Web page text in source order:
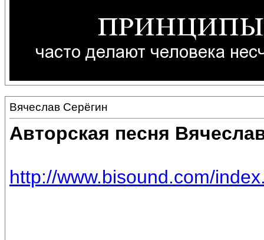
Вячеслав Серёгин
Авторская песня
http://www.bisound.com/